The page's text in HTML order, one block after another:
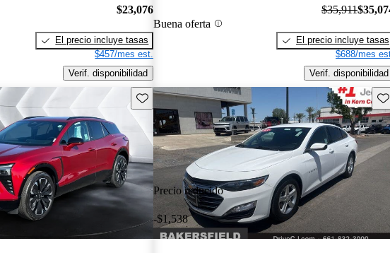
$23,076
El precio incluye tasas
$457/mes est.
Verif. disponibilidad
Buena oferta
$35,911
El precio incluye tasas
$688/mes
Verif. disponibilidad
Guarda este Aviso
Precio reducido
-$1,538